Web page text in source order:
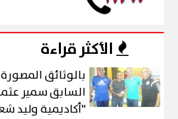
الأكثر قراءة
بالوثائق
السابق سمير
"أكاديمية وليد